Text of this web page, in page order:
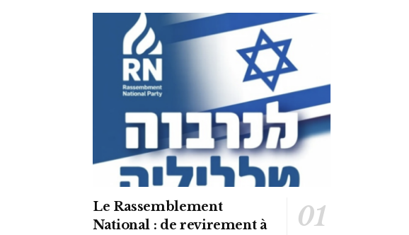
Le Rassemblement
National : de revirement à